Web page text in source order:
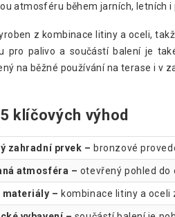
atmosféru během jarních, letních i
z kombinace litiny a oceli,
pro palivo a součástí balení je
na běžné používání na terase i v
klíčových výhod
zahradní prvek – bronzové
atmosféra – otevřený pohled do
materiály – kombinace litiny a oceli